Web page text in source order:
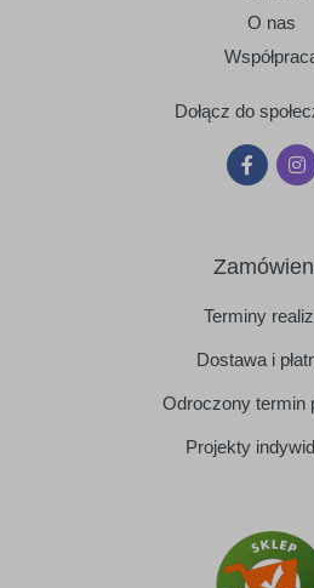
O nas
Dołącz do
Terminy
Dostawa i
Odroczony termin
Projekty